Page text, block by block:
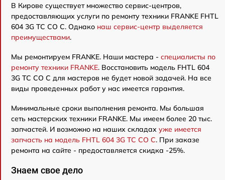
В Кирове существует множество сервис-центров,
предоставляющих услуги по ремонту техники FRANKE FHTL
604 3G TC CO C. Однако наш сервис-центр выделяется
преимуществами.
Мы ремонтируем FRANKE. Наши мастера - специалисты по
ремонту техники FRANKE. Восстановить модель FHTL 604
3G TC CO C для мастеров не будет новой задачей. На все
виды проведенных работ у нас имеется гарантия.
Минимальные сроки выполнения ремонта. Мы большая
сеть мастерских техники FRANKE. Мы имеем более 20 тыс.
запчастей. И возможно на наших складах уже имеется
запчасть на модель FHTL 604 3G TC CO C. При заказе
ремонта на сайте - предоставляется скидка -25%.
Знаем свое дело